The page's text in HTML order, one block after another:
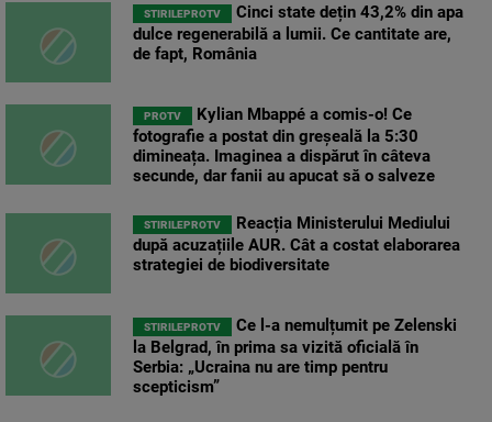
STIRILEPROTV
Cinci state dețin 43,2% din apa
dulce regenerabilă a lumii. Ce cantitate are,
de fapt, România
PROTV
Kylian Mbappé a comis-o! Ce
fotografie a postat din greșeală la 5:30
dimineața. Imaginea a dispărut în câteva
secunde, dar fanii au apucat să o salveze
STIRILEPROTV
Reacția Ministerului Mediului
după acuzațiile AUR. Cât a costat elaborarea
strategiei de biodiversitate
STIRILEPROTV
Ce l-a nemulțumit pe Zelenski
la Belgrad, în prima sa vizită oficială în
Serbia: „Ucraina nu are timp pentru
scepticism”